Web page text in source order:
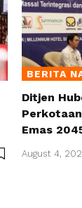
BERITA
Ditjen
Emas
August 4,